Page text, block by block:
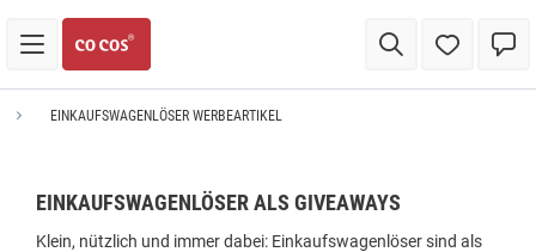
EINKAUFSWAGENLÖSER WERBEARTIKEL
EINKAUFSWAGENLÖSER ALS GIVEAWAYS
Klein, nützlich und immer dabei: Einkaufswagenlöser sind als